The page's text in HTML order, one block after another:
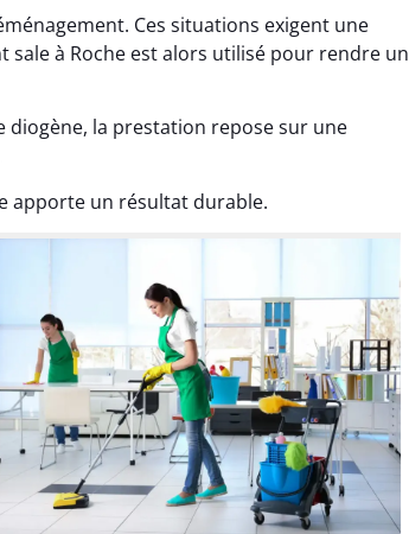
Ces situations exigent une
sale à Roche est alors utilisé pour rendre un
diogène, la prestation repose sur une
apporte un résultat durable.
et
impeccable. Une vraie
sensation de fraîcheur en